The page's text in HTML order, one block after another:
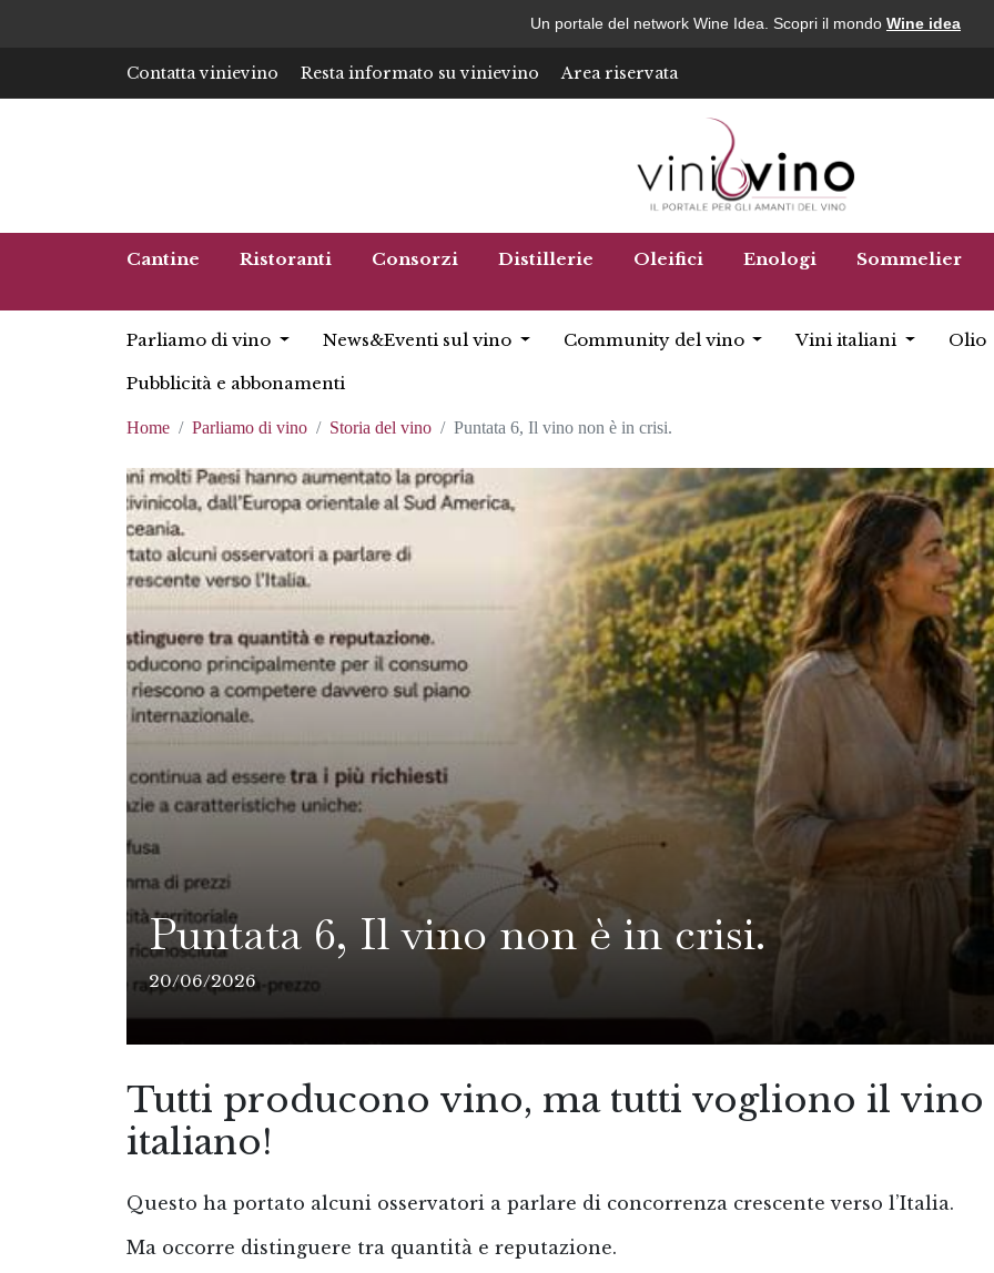
Un portale del network Wine Idea. Scopri il mondo Wine idea
Contatta vinievino Resta informato su vinievino Area riservata
Cantine Ristoranti Consorzi Distillerie Oleifici Enologi Sommelier
Parliamo di vino News&Eventi sul vino Community del vino Vini italiani Olio
Pubblicità e abbonamenti
Home Parliamo di vino Storia del vino Puntata 6, Il vino non è in crisi.
Puntata 6, Il vino non è in crisi.
20/06/2026
Tutti producono vino, ma tutti vogliono il vino
italiano!
Questo ha portato alcuni osservatori a parlare di concorrenza crescente verso l’Italia.
Ma occorre distinguere tra quantità e reputazione.